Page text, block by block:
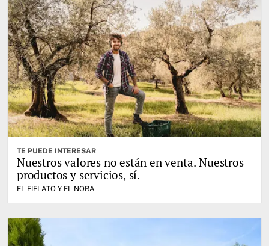
TE PUEDE INTERESAR
Nuestros valores no están en venta. Nuestros
productos y servicios, sí.
EL FIELATO Y EL NORA